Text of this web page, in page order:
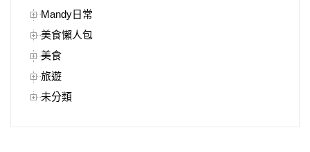
Mandy日常
美食懶人包
美食
旅遊
未分類